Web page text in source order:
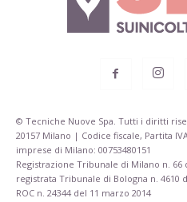
© Tecniche Nuove Spa. Tutti i diritti
20157 Milano | Codice fiscale, Partita
imprese di Milano: 00753480151
Registrazione Tribunale di Milano n.
registrata Tribunale di Bologna n. 4610
ROC n. 24344 del 11 marzo 2014